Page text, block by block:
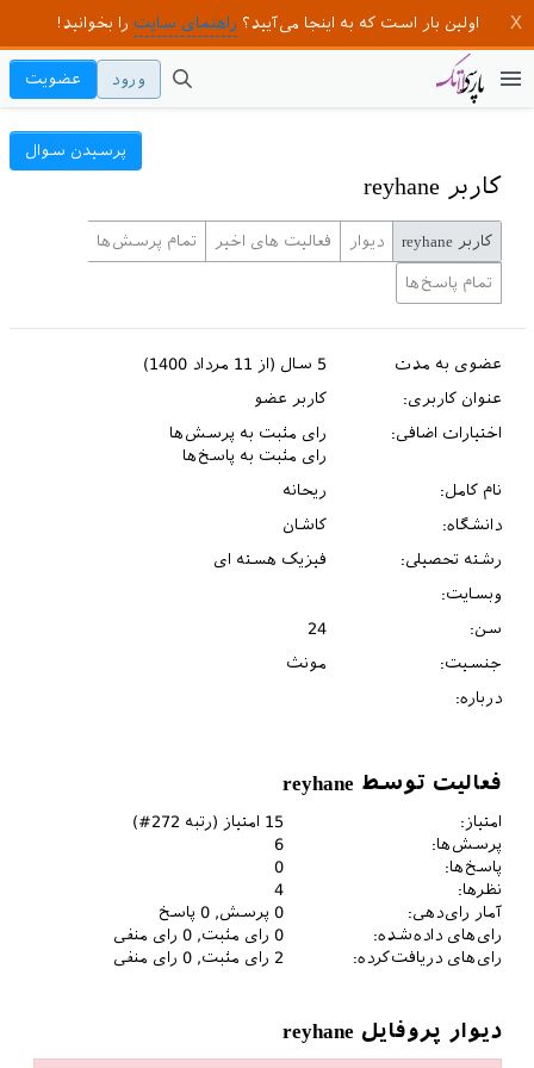
اولین بار است که به اینجا می‌آیید؟ راهنمای سایت را بخوانید!
ورود عضویت
کاربر reyhane
پرسیدن سوال
کاربر reyhane دیوار فعالیت های اخیر تمام پرسش‌ها
تمام پاسخ‌ها
عضوی به مدت
5 سال (از 11 مرداد 1400)
عنوان کاربری:
کاربر عضو
اختیارات اضافی:
رای مثبت به پرسش‌ها
رای مثبت به پاسخ‌ها
نام کامل:
ریحانه
دانشگاه:
کاشان
رشته تحصیلی:
فیزیک هسته ای
وبسایت:
سن:
24
جنسیت:
مونث
درباره:
فعالیت توسط reyhane
امتیاز: 15 امتیاز (رتبه 272
#)
پرسش‌ها:
6
پاسخ‌ها:
0
نظرها:
4
آمار رای‌دهی:
0 پرسش,0 پاسخ
رای‌های داده‌شده:
0 رای مثبت,0 رای منفی
رای‌های دریافت‌کرده:
2 رای مثبت,0 رای منفی
دیوار پروفایل reyhane